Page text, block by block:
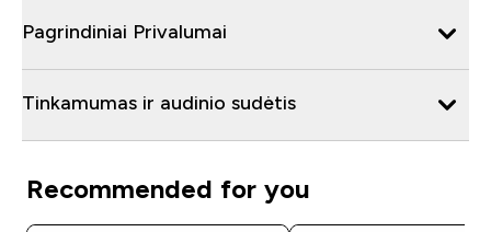
Pagrindiniai Privalumai
Tinkamumas ir audinio sudėtis
Recommended for you